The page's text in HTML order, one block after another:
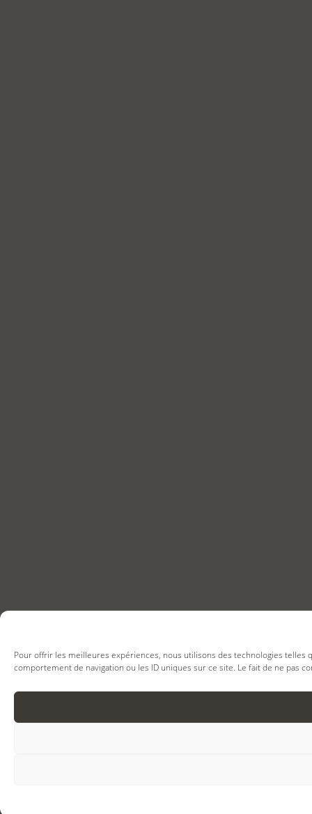
Pour offrir les meilleures expériences, nous utilisons des technologies
comportement de navigation ou les ID uniques sur ce site. Le fait de ne